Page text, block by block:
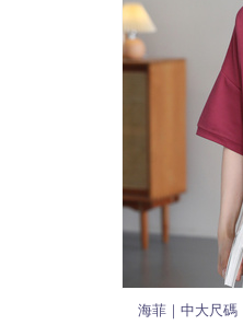
海菲｜中大尺碼